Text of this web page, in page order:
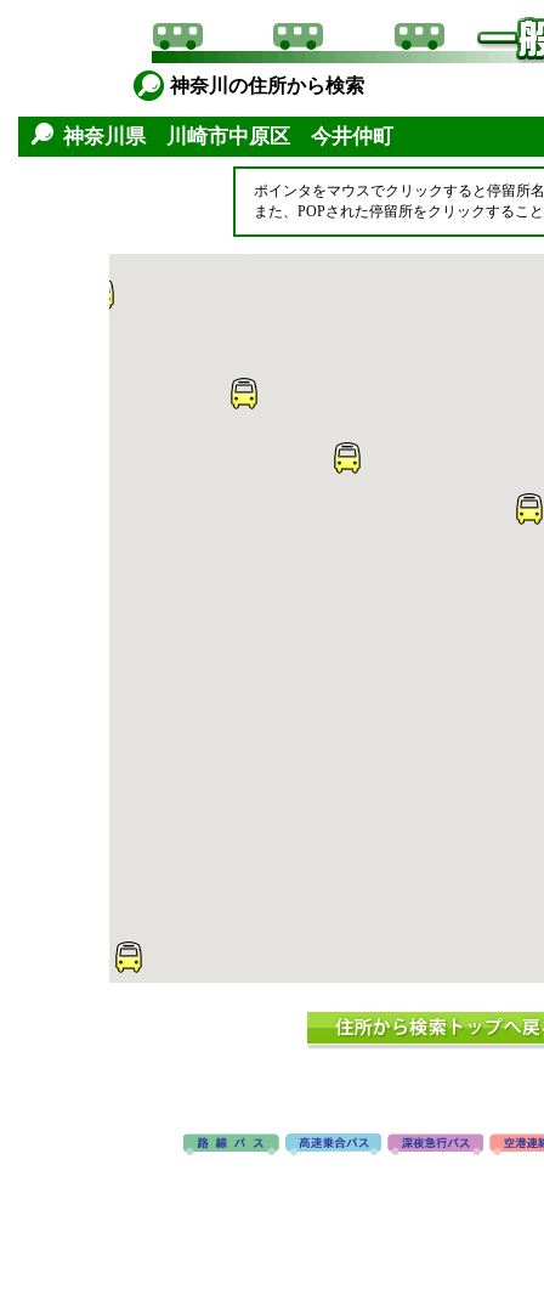
神奈川の住所から検索
神奈川県 川崎市中原区 今井仲町
ポインタをマウスでクリックすると停留所
また、POPされた停留所をクリックするこ